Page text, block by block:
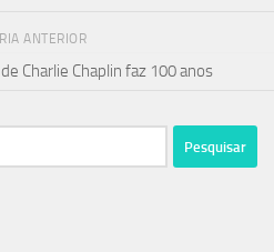
ANTERIOR
Charlie Chaplin faz 100 anos